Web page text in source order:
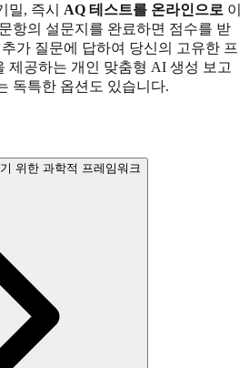
밀, 즉시 AQ 테스트를 온라인으로 이
항의 설문지를 완료하면 점수를 받
가 질문에 답하여 당신의 고유한 프
제공하는 개인 맞춤형 AI 생성 보고
독특한 옵션도 있습니다.
위한 과학적 프레임워크